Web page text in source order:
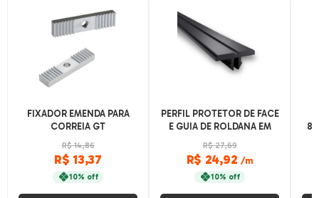
FIXADOR EMENDA PARA
CORREIA GT
R$ 14,86
R$ 13,37
10% off
PERFIL PROTETOR DE FACE
E GUIA DE ROLDANA EM
UHMW - CANAL 8 P/
PERFIL BASE 40 - 1 METRO
- PRETO
R$ 27,69
R$ 24,92 /m
10% off